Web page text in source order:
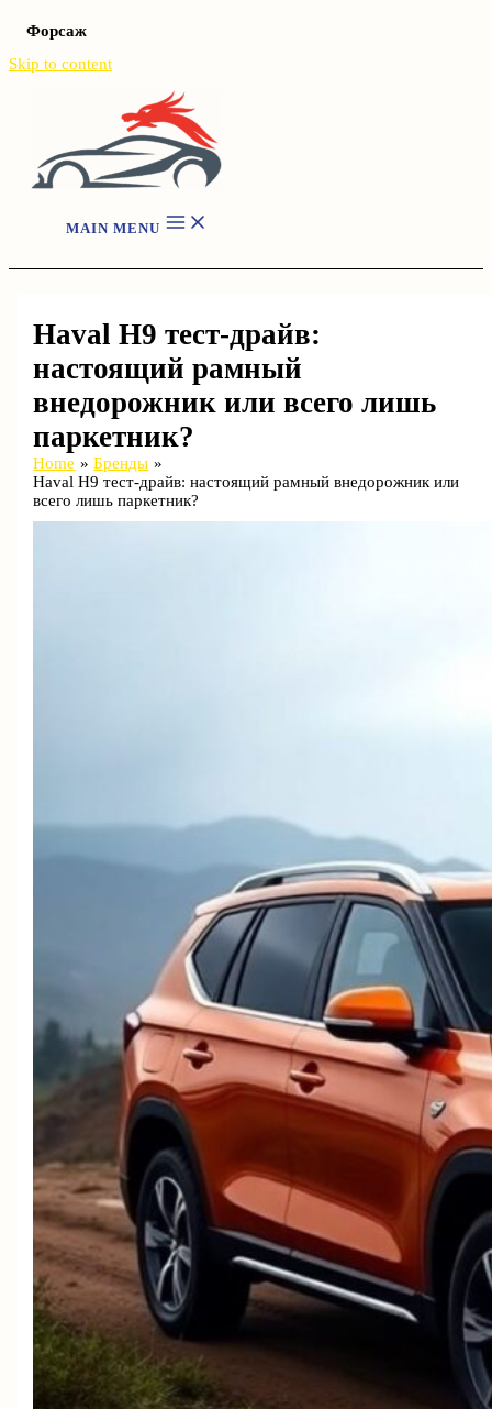
Форсаж
Skip to content
MAIN MENU
Haval H9 тест-драйв:
настоящий рамный
внедорожник или всего лишь
паркетник?
Home
Бренды
Haval H9 тест-драйв: настоящий рамный внедорожник или
всего лишь паркетник?